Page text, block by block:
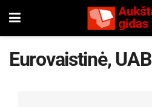
Eurovaistinė, UAB